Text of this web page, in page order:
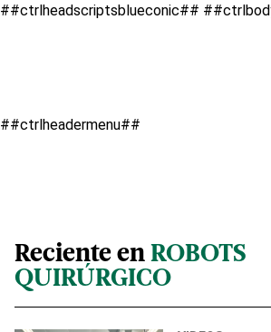
##ctrlheadscriptsblueconic##
##ctrlheadermenu##
Reciente en ROBOTS
QUIRÚRGICO